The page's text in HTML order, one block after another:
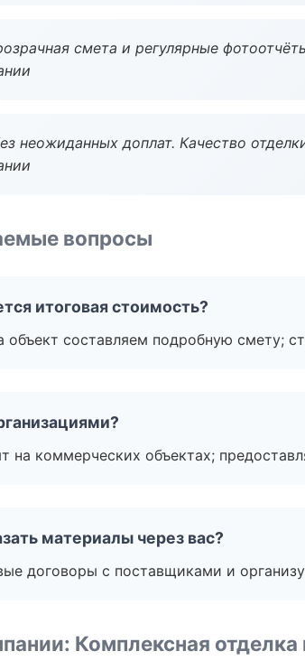
смета и регулярные
неожиданных доплат. Качество
вопросы
итоговая стоимость?
объект составляем подробную смету;
на коммерческих объектах;
материалы через вас?
договоры с поставщиками и
Комплексная